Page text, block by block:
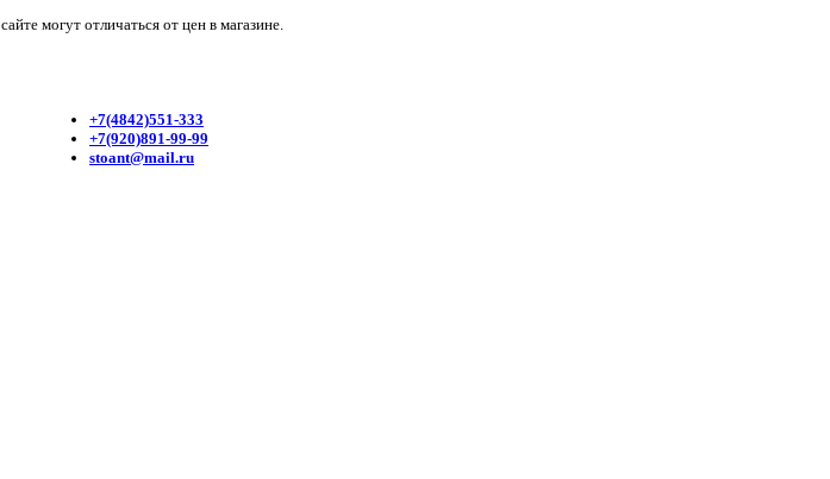
могут отличаться от цен в магазине.
+7(4842)551-333
+7(920)891-99-99
stoant@mail.ru